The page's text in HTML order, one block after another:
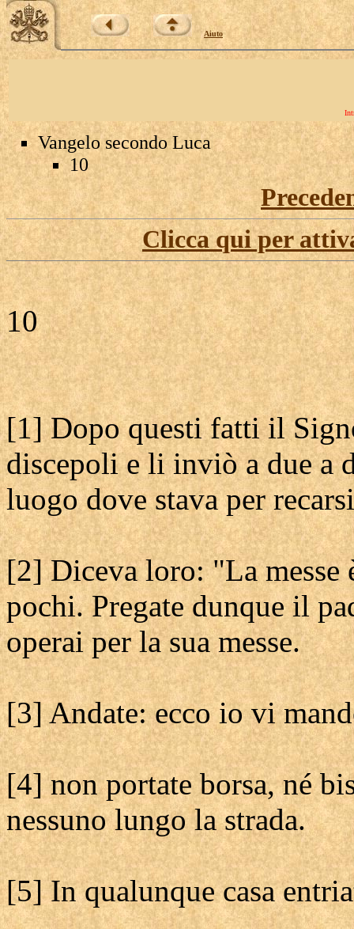
Aiuto
Vangelo secondo Luca
10
Clicca qui per
10
[1] Dopo questi fatti il
discepoli e li inviò a due a
luogo dove stava per
[2] Diceva loro: "La messe
pochi. Pregate dunque il
operai per la sua messe.
[3] Andate: ecco io vi
[4] non portate borsa, né
nessuno lungo la strada.
[5] In qualunque casa